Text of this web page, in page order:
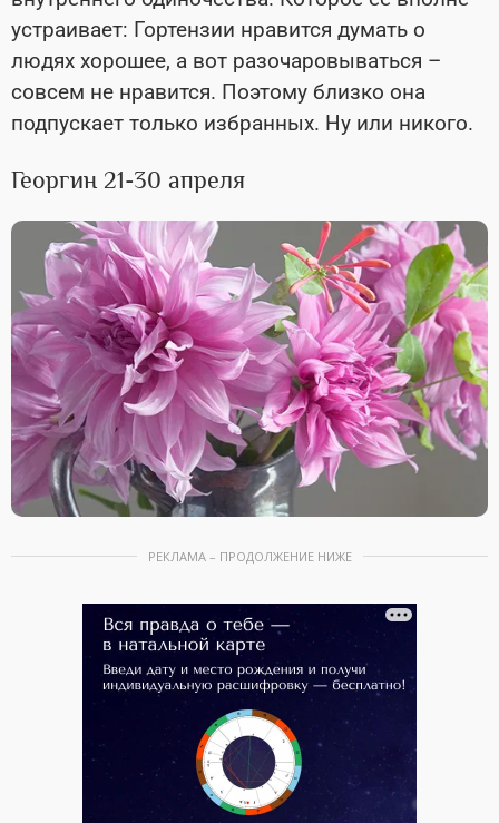
устраивает: Гортензии нравится думать о
людях хорошее, а вот разочаровываться –
совсем не нравится. Поэтому близко она
подпускает только избранных. Ну или никого.
Георгин 21-30 апреля
РЕКЛАМА – ПРОДОЛЖЕНИЕ НИЖЕ